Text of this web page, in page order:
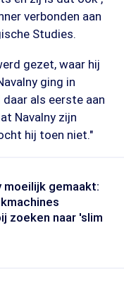
verbonden aan
Studies.
gezet, waar hij
ging in
als eerste aan
Navalny zijn
hij toen niet."
moeilijk gemaakt:
zoeken naar 'slim